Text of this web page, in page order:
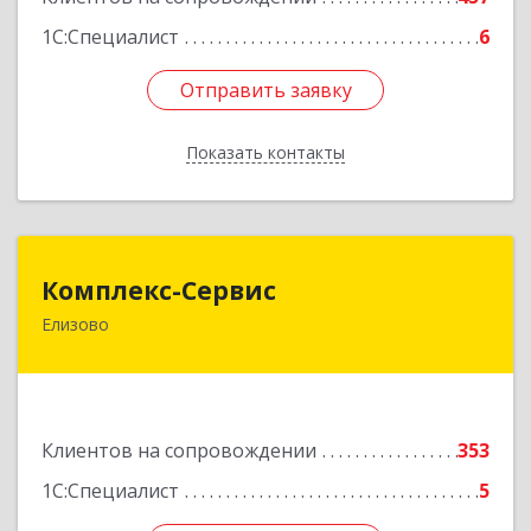
1С:Специалист
6
Отправить заявку
Показать контакты
Отправить заявку
Назад
Комплекс-Сервис
Елизово
Клиентов на сопровождении
353
1С:Специалист
5
684000, Камчатский край, Елизовский р-н,